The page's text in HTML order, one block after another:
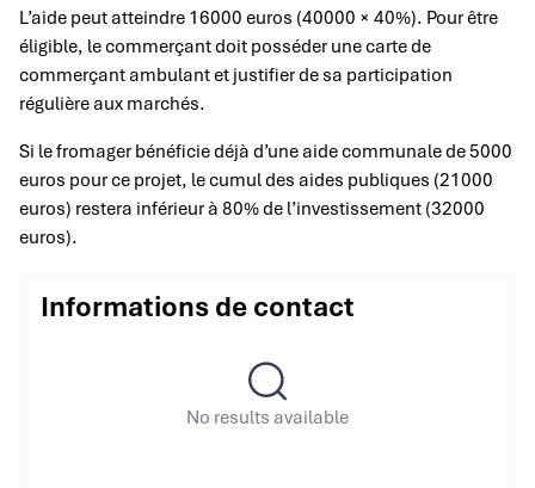
L’aide peut atteindre 16000 euros (40000 × 40%). Pour être
éligible, le commerçant doit posséder une carte de
commerçant ambulant et justifier de sa participation
régulière aux marchés.
Si le fromager bénéficie déjà d’une aide communale de 5000
euros pour ce projet, le cumul des aides publiques (21000
euros) restera inférieur à 80% de l’investissement (32000
euros).
Informations de contact
No results available